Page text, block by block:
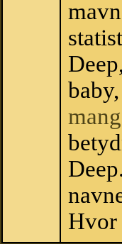
Hvor